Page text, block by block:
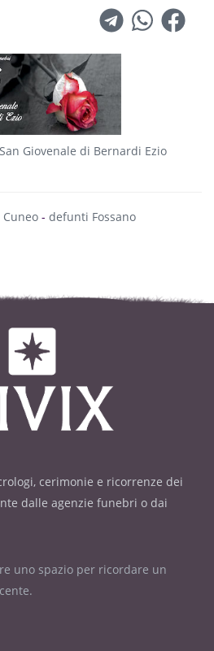
Giovenale di Bernardi Ezio
- defunti Fossano
cerimonie e ricorrenze dei
dalle agenzie funebri o dai
uno spazio per ricordare un